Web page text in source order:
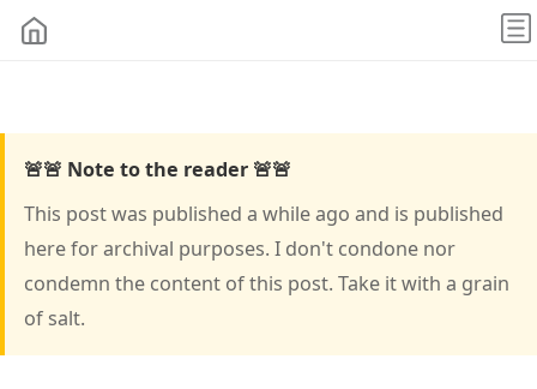
🚨🚨 Note to the reader 🚨🚨
This post was published a while ago and is published
here for archival purposes. I don't condone nor
condemn the content of this post. Take it with a grain
of salt.